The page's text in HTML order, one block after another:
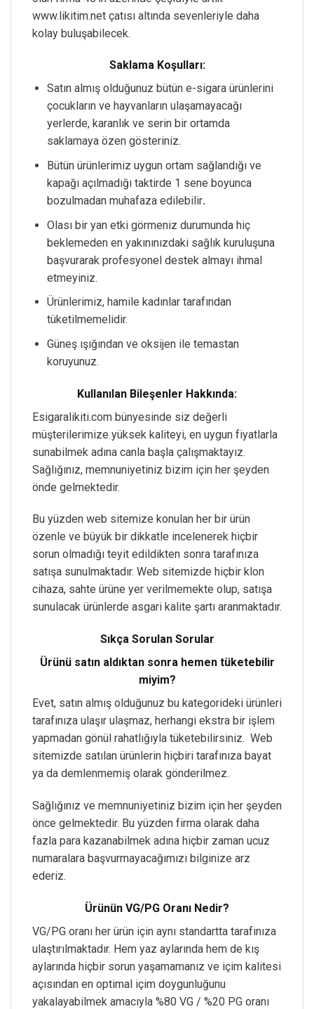
www.likitim.net çatısı altında sevenleriyle daha
kolay buluşabilecek.
Saklama Koşulları:
Satın almış olduğunuz bütün e-sigara ürünlerini
çocukların ve hayvanların ulaşamayacağı
yerlerde, karanlık ve serin bir ortamda
saklamaya özen gösteriniz.
Bütün ürünlerimiz uygun ortam sağlandığı ve
kapağı açılmadığı taktirde 1 sene boyunca
bozulmadan muhafaza edilebilir.
Olası bir yan etki görmeniz durumunda hiç
beklemeden en yakınınızdaki sağlık kuruluşuna
başvurarak profesyonel destek almayı ihmal
etmeyiniz.
Ürünlerimiz, hamile kadınlar tarafından
tüketilmemelidir.
Güneş ışığından ve oksijen ile temastan
koruyunuz.
Kullanılan Bileşenler Hakkında:
Esigaralikiti.com bünyesinde siz değerli
müşterilerimize yüksek kaliteyi, en uygun fiyatlarla
sunabilmek adına canla başla çalışmaktayız.
Sağlığınız, memnuniyetiniz bizim için her şeyden
önde gelmektedir.
Bu yüzden web sitemize konulan her bir ürün
özenle ve büyük bir dikkatle incelenerek hiçbir
sorun olmadığı teyit edildikten sonra tarafınıza
satışa sunulmaktadır. Web sitemizde hiçbir klon
cihaza, sahte ürüne yer verilmemekte olup, satışa
sunulacak ürünlerde asgari kalite şartı aranmaktadır.
Sıkça Sorulan Sorular
Ürünü satın aldıktan sonra hemen tüketebilir
miyim?
Evet, satın almış olduğunuz bu kategorideki ürünleri
tarafınıza ulaşır ulaşmaz, herhangi ekstra bir işlem
yapmadan gönül rahatlığıyla tüketebilirsiniz. Web
sitemizde satılan ürünlerin hiçbiri tarafınıza bayat
ya da demlenmemiş olarak gönderilmez.
Sağlığınız ve memnuniyetiniz bizim için her şeyden
önce gelmektedir. Bu yüzden firma olarak daha
fazla para kazanabilmek adına hiçbir zaman ucuz
numaralara başvurmayacağımızı bilginize arz
ederiz.
Ürünün VG/PG Oranı Nedir?
VG/PG oranı her ürün için aynı standartta tarafınıza
ulaştırılmaktadır. Hem yaz aylarında hem de kış
aylarında hiçbir sorun yaşamamanız ve içim kalitesi
açısından en optimal içim doygunluğunu
yakalayabilmek amacıyla %80 VG / %20 PG oranı